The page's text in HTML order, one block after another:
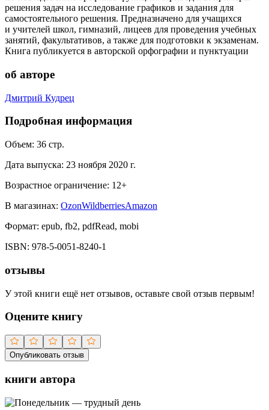
решения задач на исследование графиков и задания для
самостоятельного решения. Предназначено для учащихся
и учителей школ, гимназий, лицеев для проведения учебных
занятий, факультативов, а также для подготовки к экзаменам.
Книга публикуется в авторской орфографии и пунктуации
об авторе
Дмитрий Кудрец
Подробная информация
Объем: 36 стр.
Дата выпуска: 23 ноября 2020 г.
Возрастное ограничение: 12+
В магазинах: OzonWildberriesAmazon
Формат: epub, fb2, pdfRead, mobi
ISBN: 978-5-0051-8240-1
отзывы
У этой книги ещё нет отзывов, оставьте свой отзыв первым!
Оцените книгу
Опубликовать отзыв
книги автора